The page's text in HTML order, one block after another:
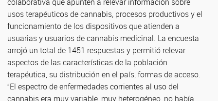
usos terapéuticos de cannabis, procesos productivos y el
funcionamiento de los dispositivos que atienden a
usuarias y usuarios de cannabis medicinal. La encuesta
arrojó un total de 1451 respuestas y permitió relevar
aspectos de las características de la población
terapéutica, su distribución en el país, formas de acceso.
“El espectro de enfermedades corrientes al uso del
cannabis era muy variable, muy heterogéneo, no había